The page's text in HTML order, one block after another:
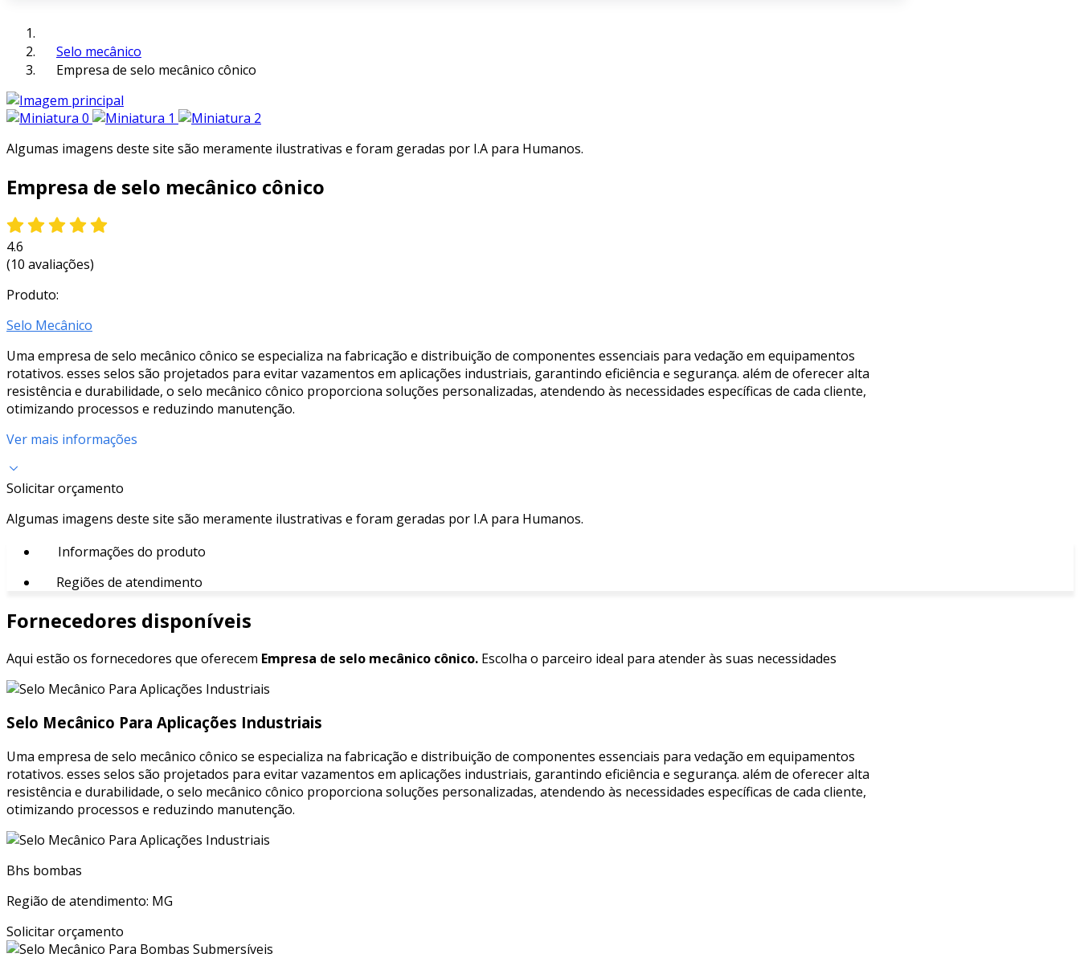
Selo mecânico
Empresa de selo mecânico cônico
Algumas imagens deste site são meramente ilustrativas e foram geradas por I.A para Humanos.
Empresa de selo mecânico cônico
4.6
(10 avaliações)
Produto:
Selo Mecânico
Uma empresa de selo mecânico cônico se especializa na fabricação e distribuição de componentes essenciais para vedação em equipamentos
rotativos. esses selos são projetados para evitar vazamentos em aplicações industriais, garantindo eficiência e segurança. além de oferecer alta
resistência e durabilidade, o selo mecânico cônico proporciona soluções personalizadas, atendendo às necessidades específicas de cada cliente,
otimizando processos e reduzindo manutenção.
Ver mais informações
Solicitar orçamento
Algumas imagens deste site são meramente ilustrativas e foram geradas por I.A para Humanos.
Informações do produto
Regiões de atendimento
Fornecedores disponíveis
Aqui estão os fornecedores que oferecem Empresa de selo mecânico cônico. Escolha o parceiro ideal para atender às suas necessidades
Selo Mecânico Para Aplicações Industriais
Uma empresa de selo mecânico cônico se especializa na fabricação e distribuição de componentes essenciais para vedação em equipamentos
rotativos. esses selos são projetados para evitar vazamentos em aplicações industriais, garantindo eficiência e segurança. além de oferecer alta
resistência e durabilidade, o selo mecânico cônico proporciona soluções personalizadas, atendendo às necessidades específicas de cada cliente,
otimizando processos e reduzindo manutenção.
Bhs bombas
Região de atendimento: MG
Solicitar orçamento